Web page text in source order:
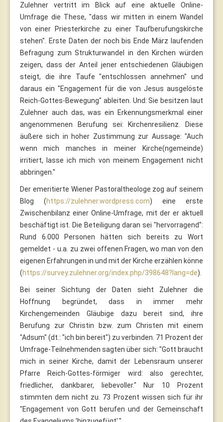
Zulehner vertritt im Blick auf eine aktuelle Online-
Umfrage die These, "dass wir mitten in einem Wandel
von einer Priesterkirche zu einer Taufberufungskirche
stehen". Erste Daten der noch bis Ende März laufenden
Befragung zum Strukturwandel in den Kirchen würden
zeigen, dass der Anteil jener entschiedenen Gläubigen
steigt, die ihre Taufe "entschlossen annehmen" und
daraus ein "Engagement für die von Jesus ausgelöste
Reich-Gottes-Bewegung" ableiten. Und: Sie besitzen laut
Zulehner auch das, was ein Erkennungsmerkmal einer
angenommenen Berufung sei: Kirchenresilienz. Diese
äußere sich in hoher Zustimmung zur Aussage: "Auch
wenn mich manches in meiner Kirche(ngemeinde)
irritiert, lasse ich mich von meinem Engagement nicht
abbringen."
Der emeritierte Wiener Pastoraltheologe zog auf seinem
Blog (https://zulehner.wordpress.com) eine erste
Zwischenbilanz einer Online-Umfrage, mit der er aktuell
beschäftigt ist. Die Beteiligung daran sei "hervorragend":
Rund 6.000 Personen hätten sich bereits zu Wort
gemeldet - u.a. zu zwei offenen Fragen, wo man von den
eigenen Erfahrungen in und mit der Kirche erzählen könne
(https://survey.zulehner.org/index.php/398648?lang=de).
Bei seiner Sichtung der Daten sieht Zulehner die
Hoffnung begründet, dass in immer mehr
Kirchengemeinden Gläubige dazu bereit sind, ihre
Berufung zur Christin bzw. zum Christen mit einem
"Adsum" (dt.: "ich bin bereit") zu verbinden. 71 Prozent der
Umfrage-Teilnehmenden sagten über sich: "Gott braucht
mich in seiner Kirche, damit der Lebensraum unserer
Pfarre Reich-Gottes-förmiger wird: also gerechter,
friedlicher, dankbarer, liebevoller." Nur 10 Prozent
stimmten dem nicht zu. 73 Prozent wissen sich für ihr
"Engagement von Gott berufen und der Gemeinschaft